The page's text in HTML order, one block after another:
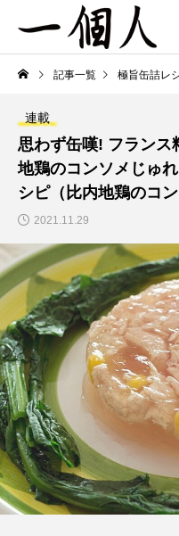
記事一覧 極旨缶詰レ
連載
思わず缶嘆! フランス
地鶏のコンソメじゅ
シピ（比内地鶏のコン
2021.11.29